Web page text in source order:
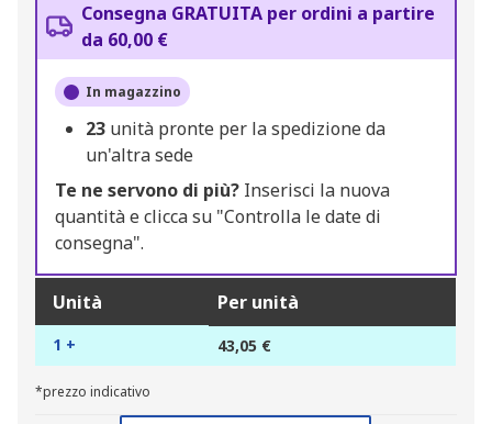
Consegna GRATUITA per ordini a partire
da 60,00 €
In magazzino
23 unità pronte per la spedizione da
un'altra sede
Te ne servono di più? Inserisci la nuova
quantità e clicca su "Controlla le date di
consegna".
Unità Per unità
1 + 43,05 €
*prezzo indicativo